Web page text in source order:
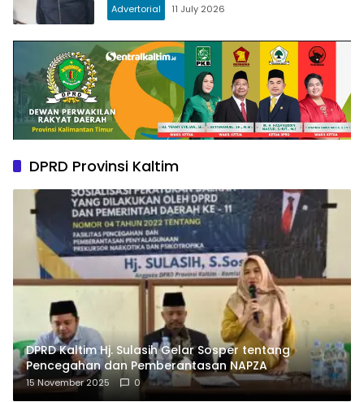
Advertorial 11 July 2026
DPRD Provinsi Kaltim
DPRD Kaltim Hj. Sulasih Gelar Sosper tentang
Pencegahan dan Pemberantasan NAPZA
15 November 2025 0